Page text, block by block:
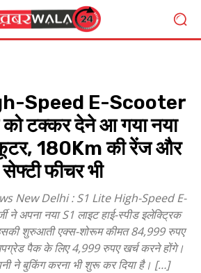
Speed E-Scooter
टक्कर देने आ गया नया
180Km की रेंज और
फीचर भी
New Delhi : S1 Lite High-Speed E-
ने अपना नया S1 लाइट हाई-स्पीड इलेक्ट्रिक
शुरुआती एक्स-शोरूम कीमत 84,999 रुपए
पैक के लिए 4,999 रुपए खर्च करने होंगे।
ने बुकिंग करना भी शुरू कर दिया है। […]